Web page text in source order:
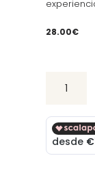
28.00€
Green
Spray
cantidad